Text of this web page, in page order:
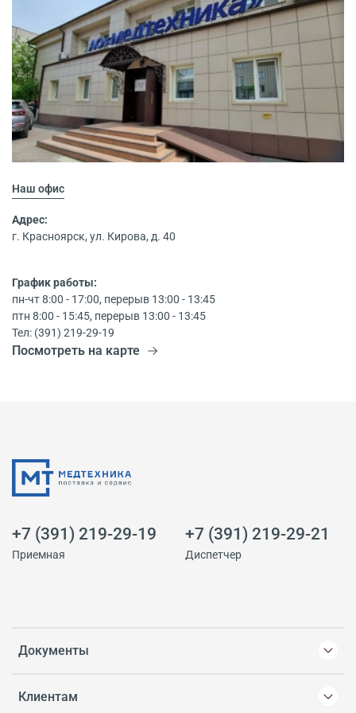
Наш офис
Адрес:
г. Красноярск, ул. Кирова, д. 40
График работы:
пн-чт 8:00 - 17:00, перерыв 13:00 - 13:45
птн 8:00 - 15:45, перерыв 13:00 - 13:45
Тел: (391) 219-29-19
Посмотреть на карте
Документы
Клиентам
+7 (391) 219-29-19
Приемная
+7 (391) 219-29-21
Диспетчер